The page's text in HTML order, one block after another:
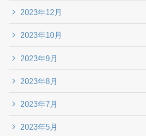
2023年12月
2023年10月
2023年9月
2023年8月
2023年7月
2023年5月